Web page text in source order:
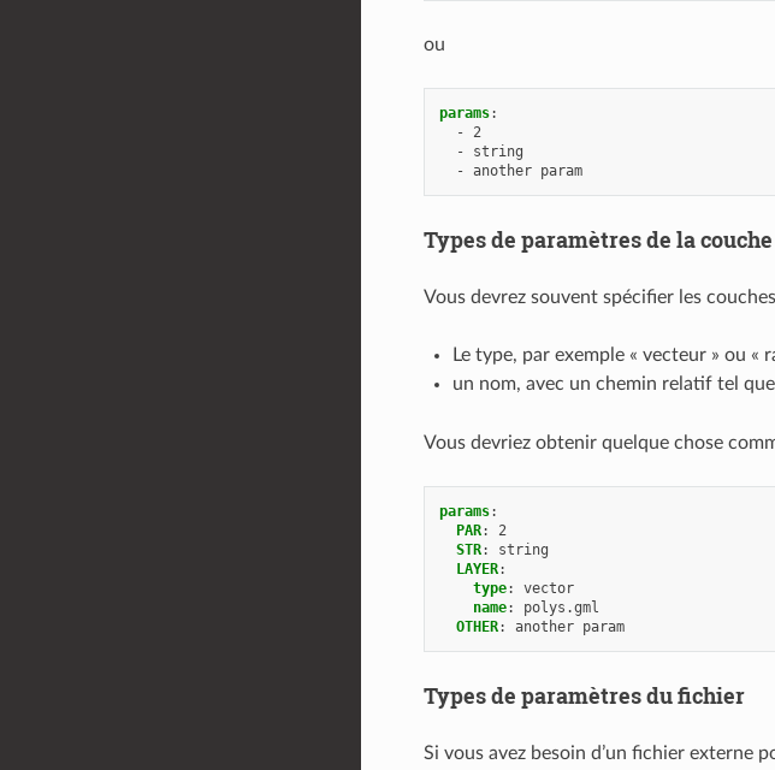
ou
params:
-
2
-
string
- another param
Types de paramètres de la couche
Vous devrez souvent spécifier les
Le type, par exemple « vecteur » ou «
un nom, avec un chemin relatif tel que
Vous devriez obtenir quelque chose
params:
PAR:
2
STR:
string
LAYER:
type:
vector
name:
polys.gml
OTHER: another param
Types de paramètres du fichier
Si vous avez besoin d’un fichier externe